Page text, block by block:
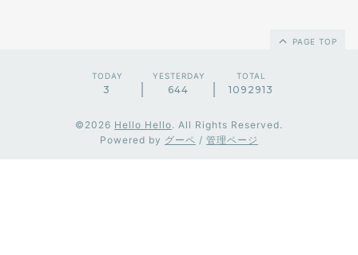
PAGE TOP
TODAY
3
YESTERDAY
644
TOTAL
1092913
©2026 Hello Hello. All Rights Reserved.
Powered by グーペ / 管理ページ